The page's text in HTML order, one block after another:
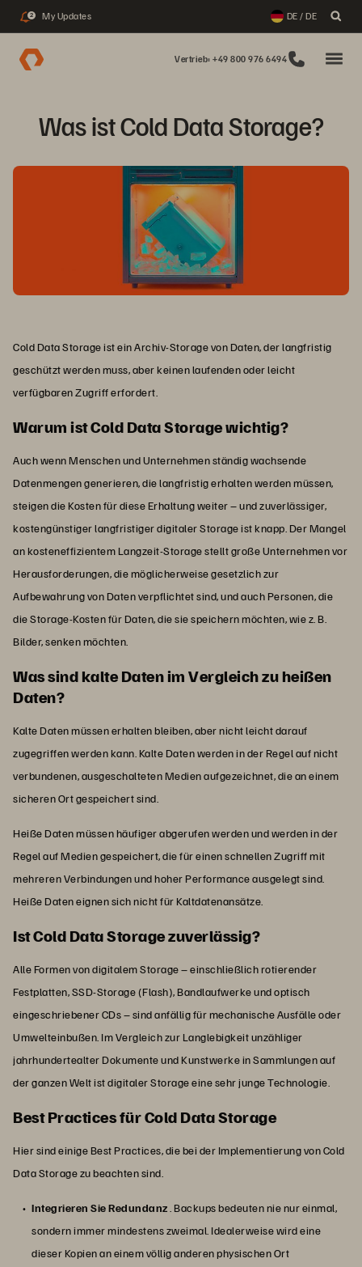
2 My Updates DE / DE
Vertrieb: +49 800 976 6494
Was ist Cold Data Storage?
Cold Data Storage ist ein Archiv-Storage von Daten, der langfristig
geschützt werden muss, aber keinen laufenden oder leicht
verfügbaren Zugriff erfordert.
Warum ist Cold Data Storage wichtig?
Auch wenn Menschen und Unternehmen ständig wachsende
Datenmengen generieren, die langfristig erhalten werden müssen,
steigen die Kosten für diese Erhaltung weiter – und zuverlässiger,
kostengünstiger langfristiger digitaler Storage ist knapp. Der Mangel
an kosteneffizientem Langzeit-Storage stellt große Unternehmen vor
Herausforderungen, die möglicherweise gesetzlich zur
Aufbewahrung von Daten verpflichtet sind, und auch Personen, die
die Storage-Kosten für Daten, die sie speichern möchten, wie z. B.
Bilder, senken möchten.
Was sind kalte Daten im Vergleich zu heißen
Daten?
Kalte Daten müssen erhalten bleiben, aber nicht leicht darauf
zugegriffen werden kann. Kalte Daten werden in der Regel auf nicht
verbundenen, ausgeschalteten Medien aufgezeichnet, die an einem
sicheren Ort gespeichert sind.
Heiße Daten müssen häufiger abgerufen werden und werden in der
Regel auf Medien gespeichert, die für einen schnellen Zugriff mit
mehreren Verbindungen und hoher Performance ausgelegt sind.
Heiße Daten eignen sich nicht für Kaltdatenansätze.
Ist Cold Data Storage zuverlässig?
Alle Formen von digitalem Storage – einschließlich rotierender
Festplatten, SSD-Storage (Flash), Bandlaufwerke und optisch
eingeschriebener CDs – sind anfällig für mechanische Ausfälle oder
Umwelteinbußen. Im Vergleich zur Langlebigkeit unzähliger
jahrhundertealter Dokumente und Kunstwerke in Sammlungen auf
der ganzen Welt ist digitaler Storage eine sehr junge Technologie.
Best Practices für Cold Data Storage
Hier sind einige Best Practices, die bei der Implementierung von Cold
Data Storage zu beachten sind.
Integrieren Sie Redundanz . Backups bedeuten nie nur einmal,
sondern immer mindestens zweimal. Idealerweise wird eine
dieser Kopien an einem völlig anderen physischen Ort